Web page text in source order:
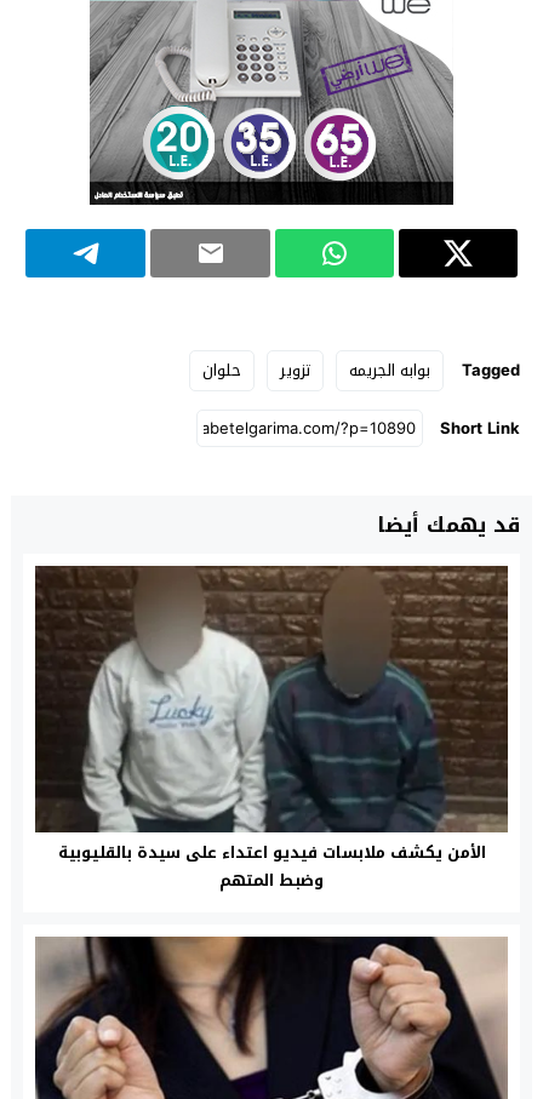
Tagged بوابه الجريمه تزوير
حلوان
Short Link
قد يهمك أيضا
الأمن يكشف ملابسات فيديو اعتداء على سيدة بالقليوبية
وضبط المتهم